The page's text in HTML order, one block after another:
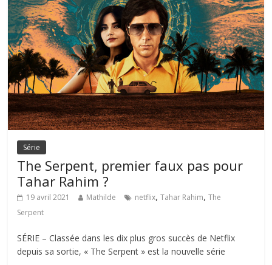
Série
The Serpent, premier faux pas pour
Tahar Rahim ?
19 avril 2021 Mathilde netflix,Tahar Rahim,The
Serpent
SÉRIE – Classée dans les dix plus gros succès de Netflix
depuis sa sortie, « The Serpent » est la nouvelle série